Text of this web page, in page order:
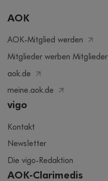
AOK
AOK-Mitglied werden
Mitglieder werben Mitglieder
aok.de
meine.aok.de
vigo
Kontakt
Newsletter
Die vigo-Redaktion
AOK-Clarimedis